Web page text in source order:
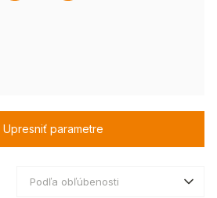
Upresniť parametre
Podľa obľúbenosti